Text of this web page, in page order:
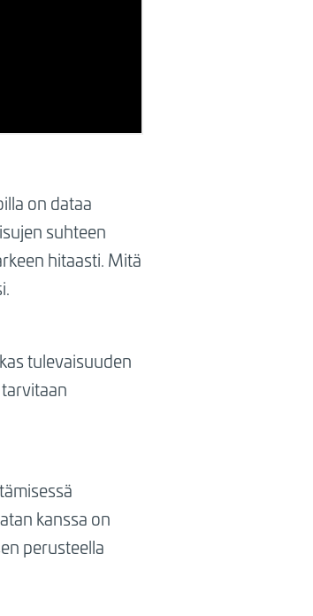
on dataa
suhteen
hitaasti. Mitä
tulevaisuuden
kanssa on
perusteella